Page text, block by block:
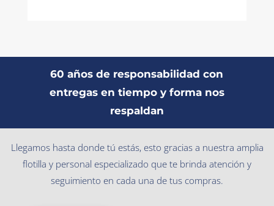
60 años de responsabilidad con
entregas en tiempo y forma nos
respaldan
Llegamos hasta donde tú estás, esto gracias a nuestra amplia
flotilla y personal especializado que te brinda atención y
seguimiento en cada una de tus compras.